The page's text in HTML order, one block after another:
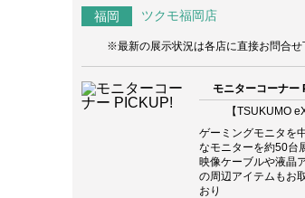
福岡 ツクモ福岡店
※最新の展示状況は各店に直接お問合せ
モニターコーナー
【TSUKUMO
ゲーミングモニタを
なモニターを約50台
映像ケーブルや液晶
の周辺アイテムもお
おり